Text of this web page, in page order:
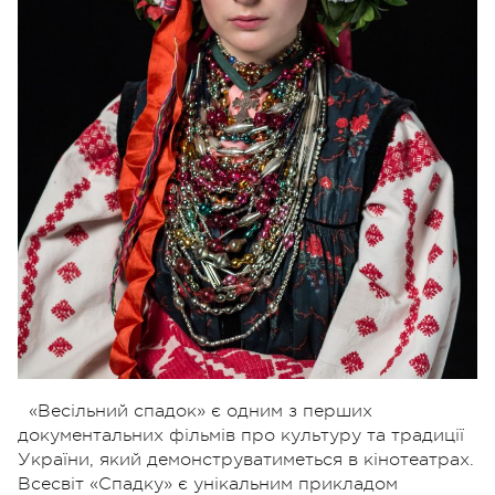
«Весільний спадок» є одним з перших
документальних фільмів про культуру та традиції
України, який демонструватиметься в кінотеатрах.
Всесвіт «Спадку» є унікальним прикладом